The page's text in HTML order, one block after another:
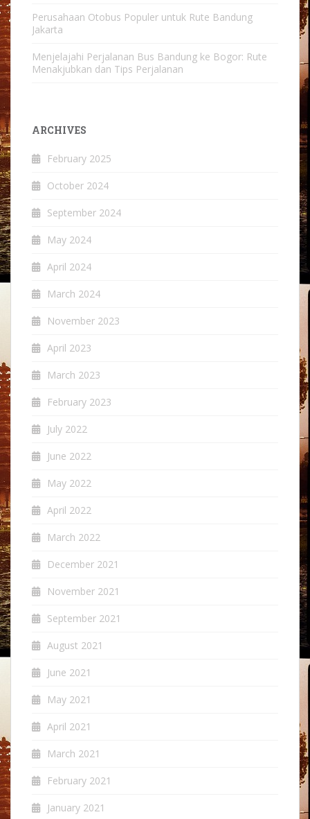
Perusahaan Otobus Populer untuk Rute Bandung
Jakarta
Menjelajahi Perjalanan Bus Bandung ke Bogor: Rute
Menakjubkan dan Tips Perjalanan
ARCHIVES
February 2025
October 2024
September 2024
May 2024
April 2024
March 2024
November 2023
April 2023
March 2023
February 2023
July 2022
June 2022
May 2022
April 2022
March 2022
December 2021
November 2021
September 2021
August 2021
June 2021
May 2021
April 2021
March 2021
February 2021
January 2021